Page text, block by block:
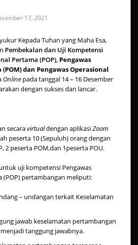
17, 2021
Kepada Tuhan yang Maha Esa,
Pembekalan dan Uji Kompetensi
Pertama (POP), Pengawas
dan Pengawas Operasional
Onlinepada tanggal 14 – 16 Desember
dengan sukses dan lancar.
secaravirtualdengan aplikasiZoom
peserta 10 (Sepuluh) orang dengan
2 peserta POM,dan 1peserta POU.
uji kompetensi Pengawas
(POP) pertambangan meliputi:
– undangan terkait Keselamatan
jawab keselamatan pertambangan
tanggung jawabnya.